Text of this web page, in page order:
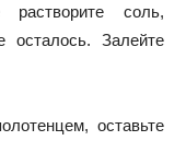
соль,
осталось. Залейте
оставьте